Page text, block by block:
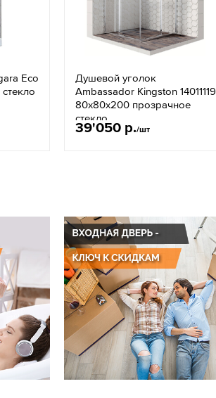
Eco
Душевой уголок
Ambassador Kingston 14011119
80х80х200 прозрачное
стекло
39'050 р./шт